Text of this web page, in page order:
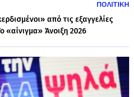
ΠΟΛΙΤΙΚΗ
από τις εξαγγελίες
Άνοιξη 2026